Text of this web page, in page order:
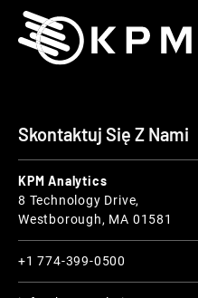
Skontaktuj Się Z Nami
KPM Analytics
8 Technology Drive,
Westborough, MA 01581
+1 774-399-0500